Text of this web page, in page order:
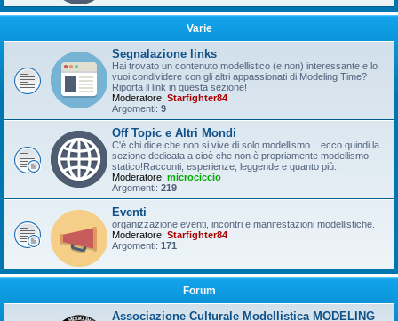
Varie
Segnalazione links
Hai trovato un contenuto modellistico (e non) interessante e lo
vuoi condividere con gli altri appassionati di Modeling Time?
Riporta il link in questa sezione!
Moderatore: Starfighter84
Argomenti: 9
Off Topic e Altri Mondi
C'è chi dice che non si vive di solo modellismo... ecco quindi la
sezione dedicata a cioè che non è propriamente modellismo
statico!Racconti, esperienze, leggende e quanto più.
Moderatore: microciccio
Argomenti: 219
Eventi
organizzazione eventi, incontri e manifestazioni modellistiche.
Moderatore: Starfighter84
Argomenti: 171
Forum
Associazione Culturale Modellistica MODELING